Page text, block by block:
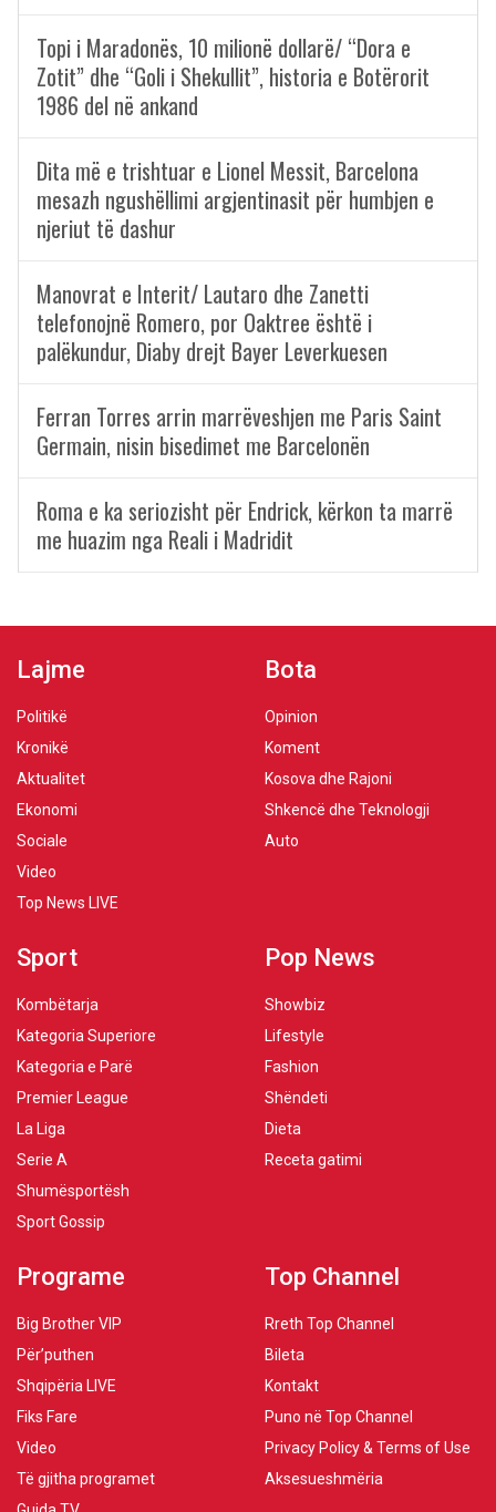
Topi i Maradonës, 10 milionë dollarë/ “Dora e
Zotit” dhe “Goli i Shekullit”, historia e Botërorit
1986 del në ankand
Dita më e trishtuar e Lionel Messit, Barcelona
mesazh ngushëllimi argjentinasit për humbjen e
njeriut të dashur
Manovrat e Interit/ Lautaro dhe Zanetti
telefonojnë Romero, por Oaktree është i
palëkundur, Diaby drejt Bayer Leverkuesen
Ferran Torres arrin marrëveshjen me Paris Saint
Germain, nisin bisedimet me Barcelonën
Roma e ka seriozisht për Endrick, kërkon ta marrë
me huazim nga Reali i Madridit
Lajme
Politikë
Kronikë
Aktualitet
Ekonomi
Sociale
Video
Top News LIVE
Bota
Opinion
Koment
Kosova dhe Rajoni
Shkencë dhe Teknologji
Auto
Sport
Kombëtarja
Kategoria Superiore
Kategoria e Parë
Premier League
La Liga
Serie A
Shumësportësh
Sport Gossip
Pop News
Showbiz
Lifestyle
Fashion
Shëndeti
Dieta
Receta gatimi
Programe
Big Brother VIP
Për’puthen
Shqipëria LIVE
Fiks Fare
Video
Të gjitha programet
Top Channel
Rreth Top Channel
Bileta
Kontakt
Puno në Top Channel
Privacy Policy & Terms of Use
Aksesueshmëria